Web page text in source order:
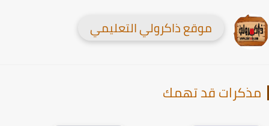
موقع ذاكرولي التعليمي
قد تهمك